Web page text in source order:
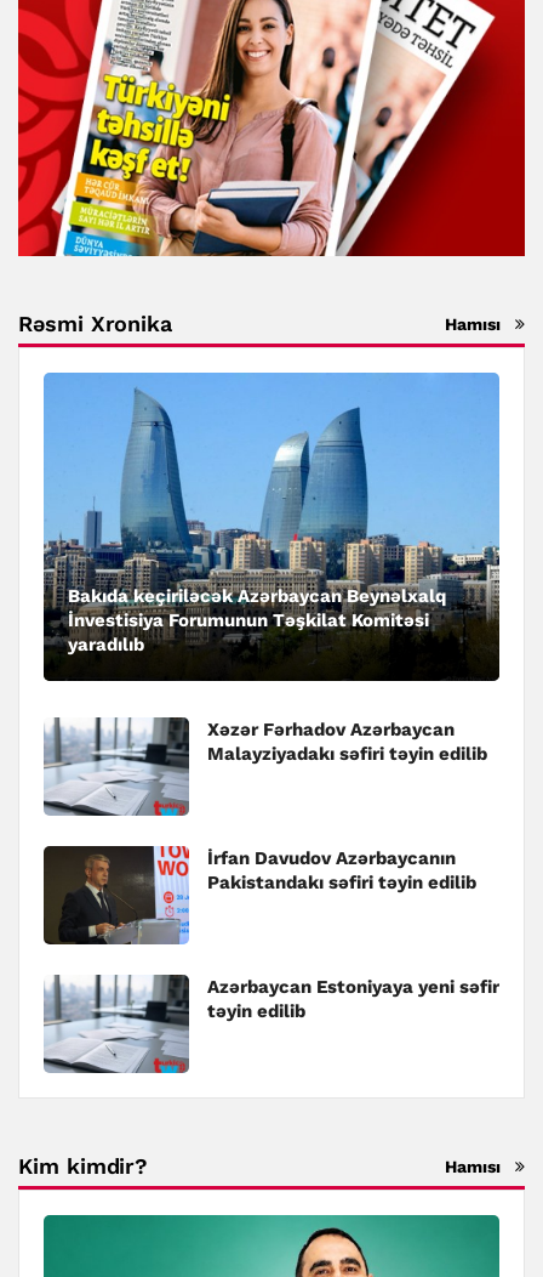
Rəsmi Xronika Hamısı
Bakıda keçiriləcək Azərbaycan Beynəlxalq
İnvestisiya Forumunun Təşkilat Komitəsi
yaradılıb
Xəzər Fərhadov Azərbaycan
Malayziyadakı səfiri təyin edilib
İrfan Davudov Azərbaycanın
Pakistandakı səfiri təyin edilib
Azərbaycan Estoniyaya yeni səfir
təyin edilib
Kim kimdir? Hamısı